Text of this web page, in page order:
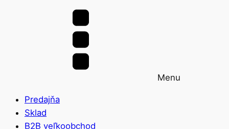
Menu
Predajňa
Sklad
B2B veľkoobchod